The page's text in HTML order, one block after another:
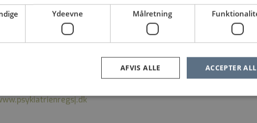
på mentalisering og rammer og strukturer,
samt en opdateret og nuanceret faglighed.
referenceramme med respekt for og
viden indenfor såvel det samlede
Ydeevne Målretning
ACCEPTER
AFVIS ALLE